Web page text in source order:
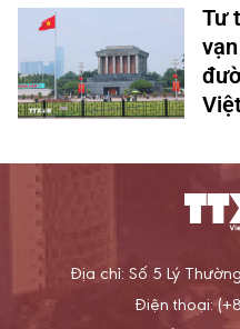
Tư
Địa chỉ: Số 5 Lý
Điện thoại: